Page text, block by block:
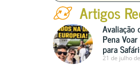
Artigos
Avaliação
Pena
para
21 de julho